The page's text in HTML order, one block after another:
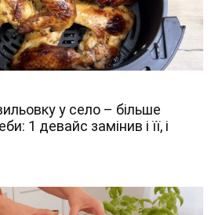
у село – більше
1 девайс замінив і її, і